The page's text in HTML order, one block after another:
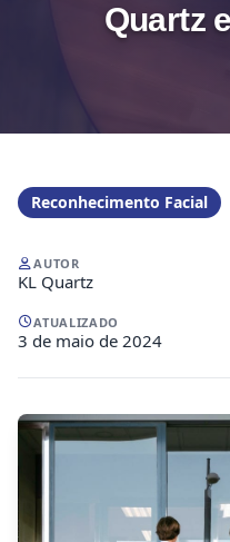
Quartz
Reconhecimento Facial
AUTOR
KL Quartz
ATUALIZADO
3 de maio de 2024